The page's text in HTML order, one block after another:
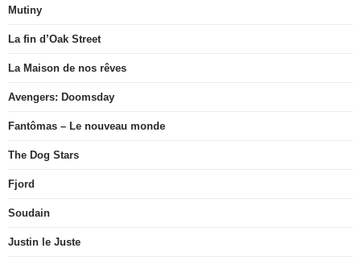
Mutiny
La fin d’Oak Street
La Maison de nos rêves
Avengers: Doomsday
Fantômas – Le nouveau monde
The Dog Stars
Fjord
Soudain
Justin le Juste